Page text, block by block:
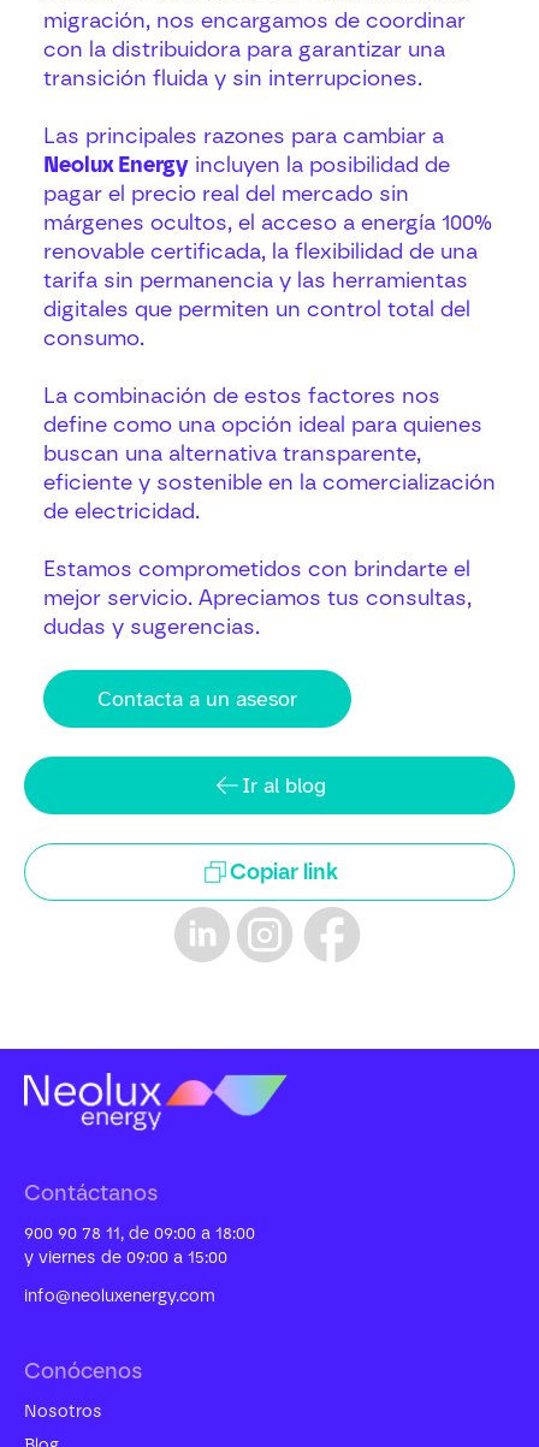
migración, nos encargamos de coordinar
con la distribuidora para garantizar una
transición fluida y sin interrupciones.
Las principales razones para cambiar a
Neolux Energy incluyen la posibilidad de
pagar el precio real del mercado sin
márgenes ocultos, el acceso a energía 100%
renovable certificada, la flexibilidad de una
tarifa sin permanencia y las herramientas
digitales que permiten un control total del
consumo.
La combinación de estos factores nos
define como una opción ideal para quienes
buscan una alternativa transparente,
eficiente y sostenible en la comercialización
de electricidad.
Estamos comprometidos con brindarte el
mejor servicio. Apreciamos tus consultas,
dudas y sugerencias.
Contacta a un asesor
Ir al blog
Copiar link
Contáctanos
900 90 78 11, de 09:00 a 18:00
y viernes de 09:00 a 15:00
info@neoluxenergy.com
Conócenos
Nosotros